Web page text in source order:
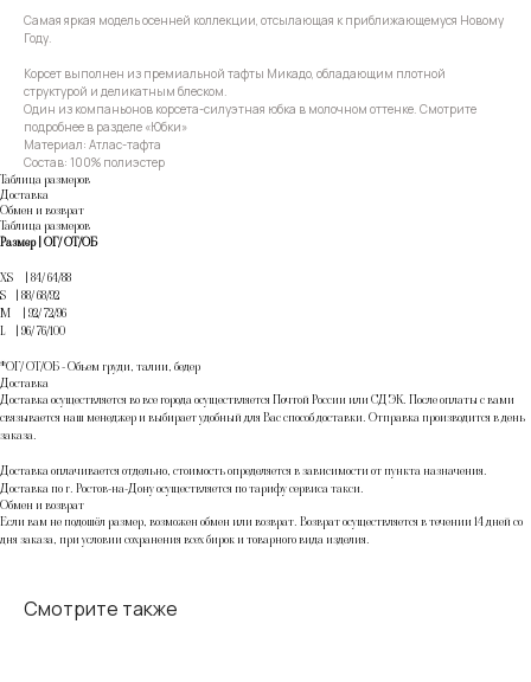
Самая яркая модель осенней коллекции, отсылающая к приближающемуся Новому
Году.
Корсет выполнен из премиальной тафты Микадо, обладающим плотной
структурой и деликатным блеском.
Один из компаньонов корсета-силуэтная юбка в молочном оттенке. Смотрите
подробнее в разделе «Юбки»
Материал: Атлас-тафта
Состав: 100% полиэстер
Таблица размеров
Доставка
Обмен и возврат
Таблица размеров
Размер | ОГ/ ОТ/ОБ
XS | 84/ 64/88
S | 88/ 68/92
M | 92/ 72/96
L | 96/ 76/100
*ОГ/ ОТ/ОБ - Объем груди, талии, бедер
Доставка
Доставка осуществляется во все города осуществляется Почтой России или СДЭК. После оплаты с вами
связывается наш менеджер и выбирает удобный для Вас способ доставки. Отправка производится в день
заказа.
Доставка оплачивается отдельно, стоимость определяется в зависимости от пункта назначения.
Доставка по г. Ростов-на-Дону осуществляется по тарифу сервиса такси.
Обмен и возврат
Если вам не подошёл размер, возможен обмен или возврат. Возврат осуществляется в течении 14 дней со
дня заказа, при условии сохранения всех бирок и товарного вида изделия.
Смотрите также